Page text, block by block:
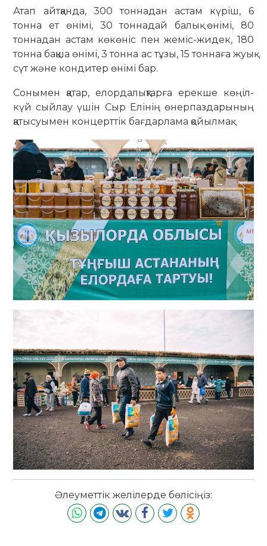
Атап айтқанда, 300 тоннадан астам күріш, 6
тонна ет өнімі, 30 тоннадай балық өнімі, 80
тоннадан астам көкөніс пен жеміс-жидек, 180
тонна бақша өнімі, 3 тонна ас тұзы, 15 тоннаға жуық
сүт және кондитер өнімі бар.
Сонымен қатар, елордалықтарға ерекше көңіл-
күй сыйлау үшін Сыр Елінің өнерпаздарының
қатысуымен концерттік бағдарлама қойылмақ.
Әлеуметтік желілерде бөлісіңіз: